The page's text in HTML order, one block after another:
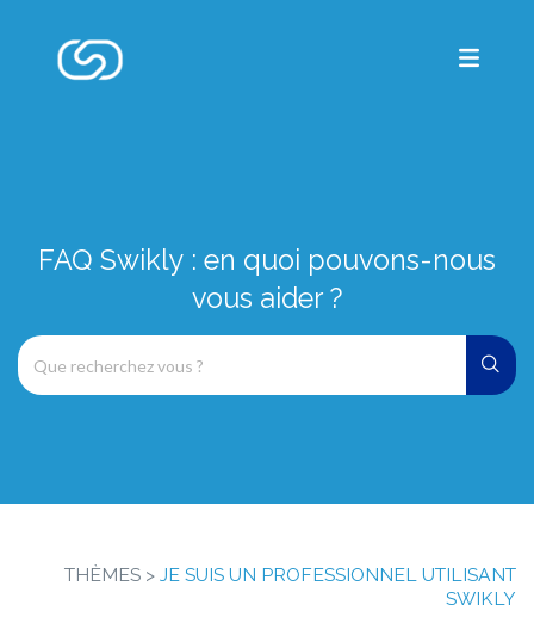
FAQ Swikly : en quoi pouvons-nous
vous aider ?
THÈMES > JE SUIS UN PROFESSIONNEL UTILISANT
SWIKLY